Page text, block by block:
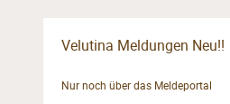
Velutina Meldungen Neu!!
Nur noch über das Meldeportal